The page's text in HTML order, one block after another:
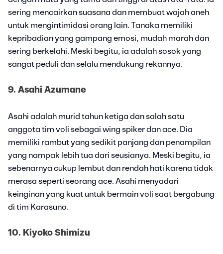
sering mencairkan suasana dan membuat wajah aneh
untuk mengintimidasi orang lain. Tanaka memiliki
kepribadian yang gampang emosi, mudah marah dan
sering berkelahi. Meski begitu, ia adalah sosok yang
sangat peduli dan selalu mendukung rekannya.
9. Asahi Azumane
Asahi adalah murid tahun ketiga dan salah satu
anggota tim voli sebagai wing spiker dan ace. Dia
memiliki rambut yang sedikit panjang dan penampilan
yang nampak lebih tua dari seusianya. Meski begitu, ia
sebenarnya cukup lembut dan rendah hati karena tidak
merasa seperti seorang ace. Asahi menyadari
keinginan yang kuat untuk bermain voli saat bergabung
di tim Karasuno.
10. Kiyoko Shimizu